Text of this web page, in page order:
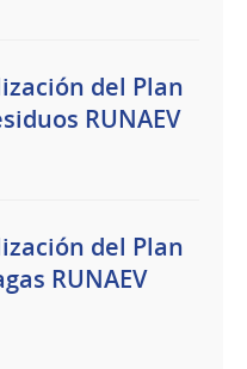
del Plan
RUNAEV
del Plan
RUNAEV